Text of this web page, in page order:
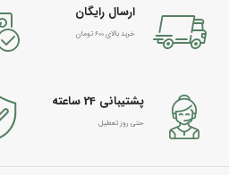
ارسال رایگان
خرید بالای 600 تومان
پشتیبانی 24 ساعته
حتی روز تعطیل